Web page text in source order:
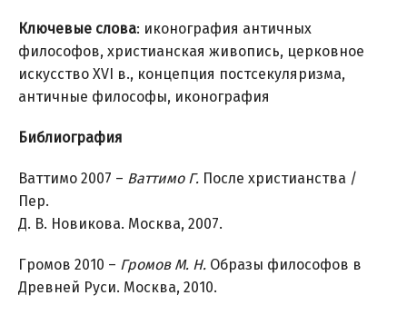
Ключевые слова: иконография античных
философов, христианская живопись, церковное
искусство XVI в., концепция постсекуляризма,
античные философы, иконография
Библиография
Ваттимо 2007 – Ваттимо Г. После христианства /
Пер.
Д. В. Новикова. Москва, 2007.
Громов 2010 – Громов М. Н. Образы философов в
Древней Руси. Москва, 2010.